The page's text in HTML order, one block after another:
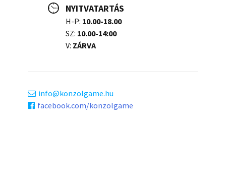
NYITVATARTÁS
H-P: 10.00-18.00
SZ: 10.00-14:00
V: ZÁRVA
info
konzolgame.hu
facebook.com/konzolgame